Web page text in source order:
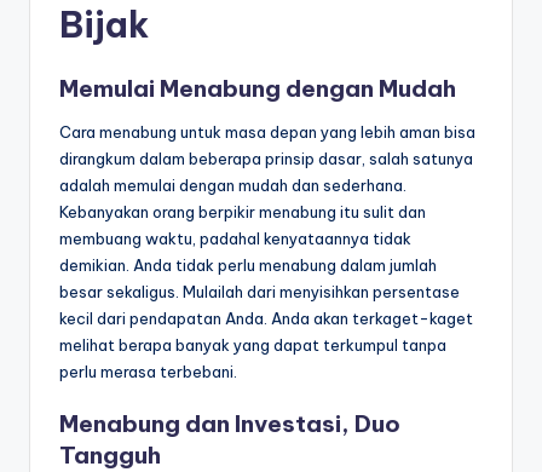
Bijak
Memulai Menabung dengan Mudah
Cara menabung untuk masa depan yang lebih aman bisa
dirangkum dalam beberapa prinsip dasar, salah satunya
adalah memulai dengan mudah dan sederhana.
Kebanyakan orang berpikir menabung itu sulit dan
membuang waktu, padahal kenyataannya tidak
demikian. Anda tidak perlu menabung dalam jumlah
besar sekaligus. Mulailah dari menyisihkan persentase
kecil dari pendapatan Anda. Anda akan terkaget-kaget
melihat berapa banyak yang dapat terkumpul tanpa
perlu merasa terbebani.
Menabung dan Investasi, Duo
Tangguh